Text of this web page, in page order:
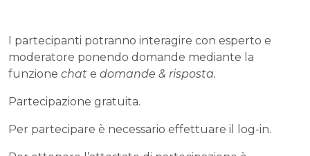
I partecipanti potranno interagire con esperto e
moderatore ponendo domande mediante la
funzione chat e domande & risposta.
Partecipazione gratuita.
Per partecipare è necessario effettuare il log-in.